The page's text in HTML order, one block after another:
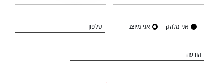
אני מלהק אני מיוצג טלפון
הודעה